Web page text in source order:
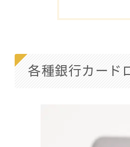
各種銀行カード